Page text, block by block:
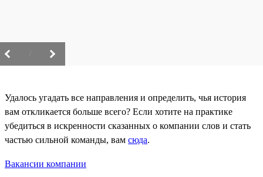
Удалось угадать все направления и определить, чья история
вам откликается больше всего? Если хотите на практике
убедиться в искренности сказанных о компании слов и стать
частью сильной команды, вам сюда.
Вакансии компании